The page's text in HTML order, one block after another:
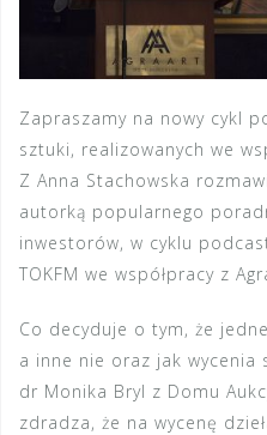
Zapraszamy na nowy cykl
sztuki, realizowanych we
Z Anna Stachowska
autorką popularnego
inwestorów, w cyklu
TOKFM we współpracy z
Co decyduje o tym, że
a inne nie oraz jak wycenia
dr Monika Bryl z Domu
zdradza, że na wycenę